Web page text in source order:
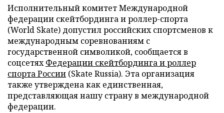
Исполнительный комитет Международной
федерации скейтбординга и роллер-спорта
(World Skate) допустил российских спортсменов к
международным соревнованиям с
государственной символикой, сообщается в
соцсетяхФедерации скейтбординга и роллер
спорта России (Skate Russia). Эта организация
также утверждена как единственная,
представляющая нашу страну в международной
федерации.